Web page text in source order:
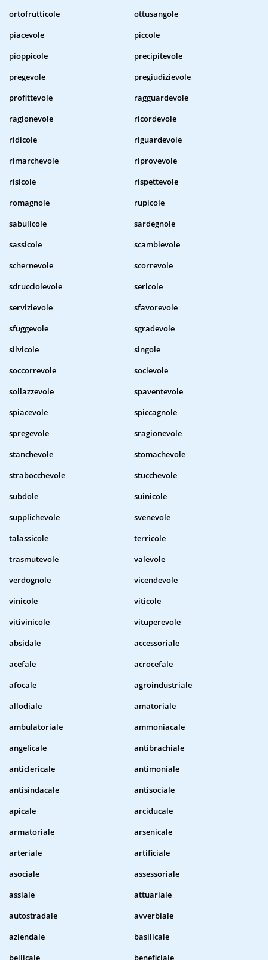
ortofrutticole
ottusangole
piacevole
piccole
pioppicole
precipitevole
pregevole
pregiudizievole
profittevole
ragguardevole
ragionevole
ricordevole
ridicole
riguardevole
rimarchevole
riprovevole
risicole
rispettevole
romagnole
rupicole
sabulicole
sardegnole
sassicole
scambievole
schernevole
scorrevole
sdrucciolevole
sericole
servizievole
sfavorevole
sfuggevole
sgradevole
silvicole
singole
soccorrevole
socievole
sollazzevole
spaventevole
spiacevole
spiccagnole
spregevole
sragionevole
stanchevole
stomachevole
strabocchevole
stucchevole
subdole
suinicole
supplichevole
svenevole
talassicole
terricole
trasmutevole
valevole
verdognole
vicendevole
vinicole
viticole
vitivinicole
vituperevole
absidale
accessoriale
acefale
acrocefale
afocale
agroindustriale
allodiale
amatoriale
ambulatoriale
ammoniacale
angelicale
antibrachiale
anticlericale
antimoniale
antisindacale
antisociale
apicale
arciducale
armatoriale
arsenicale
arteriale
artificiale
asociale
assessoriale
assiale
attuariale
autostradale
avverbiale
aziendale
basilicale
beilicale
beneficiale